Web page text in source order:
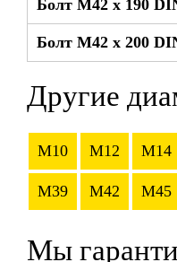
Болт М42 x 190
Болт М42 x 200
Другие
M10 M12 M14
M39 M42 M45
Мы